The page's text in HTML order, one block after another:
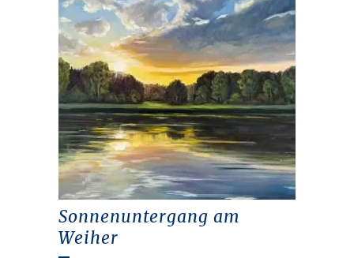
Sonnenuntergang am
Weiher